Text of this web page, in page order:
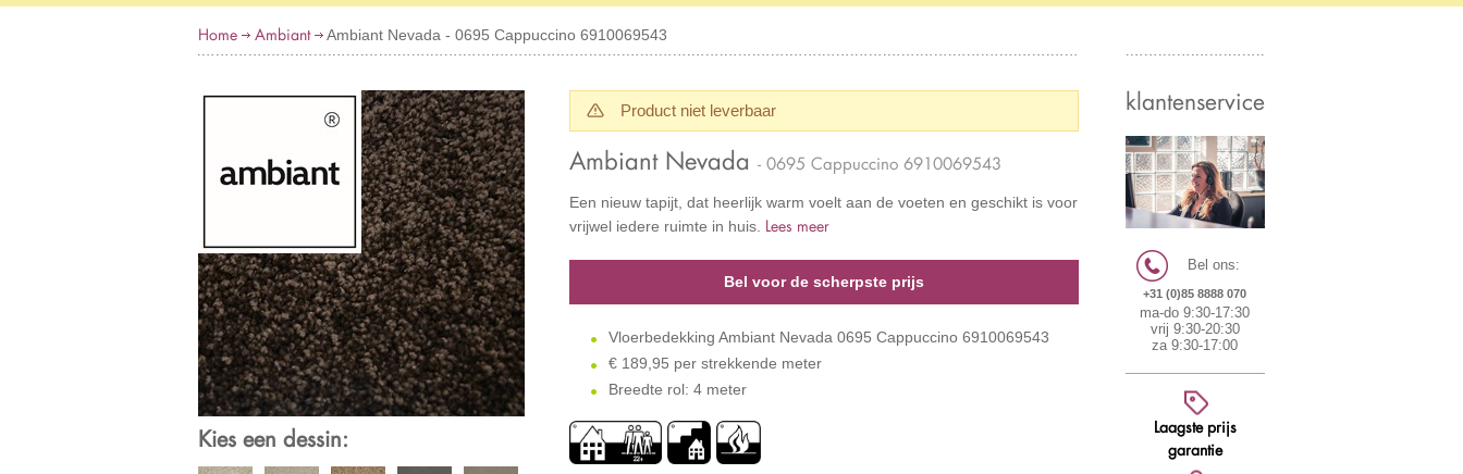
Home Ambiant Ambiant Nevada - 0695 Cappuccino 6910069543
Kies een dessin:
Product niet leverbaar
Ambiant Nevada - 0695 Cappuccino 6910069543
Een nieuw tapijt, dat heerlijk warm voelt aan de voeten en geschikt is voor
vrijwel iedere ruimte in huis. Lees meer
Bel voor de scherpste prijs
Vloerbedekking Ambiant Nevada 0695 Cappuccino 6910069543
€ 189,95 per strekkende meter
Breedte rol: 4 meter
klantenservice
Bel ons:
+31 (0)85 8888 070
ma-do 9:30-17:30
vrij 9:30-20:30
za 9:30-17:00
Laagste prijs
garantie